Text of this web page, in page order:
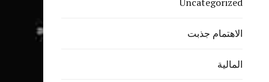
Uncategorized
الاهتمام جذبت
المالية